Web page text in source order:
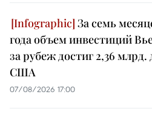
За семь
года объем инвестиций
за рубеж достиг 2,36 млрд.
США
07/08/2026 17:00